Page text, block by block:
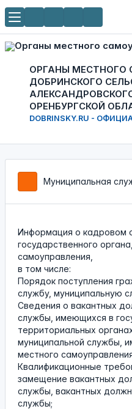
ОРГАНЫ МЕСТНОГО
ДОБРИНСКОГО
ОРЕНБУРГСКОЙ
DOBRINSKY.RU -
Муниципальная
Информация о кадровом
государственного
самоуправления,
в том числе:
Порядок поступления
службу, муниципальную
Сведения о вакантных
службы, имеющихся в
территориальных
муниципальной службы,
местного
Квалификационные
замещение вакантных
службы, вакантных
службы;